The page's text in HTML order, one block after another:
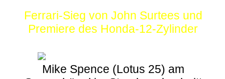
Ferrari-Sieg von John Surtees und
Premiere des Honda-12-Zylinder
Mike Spence (Lotus 25) am